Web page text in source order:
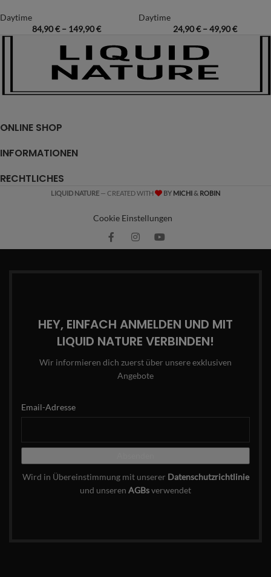
Daytime
84,90€– 149,90€
Daytime
24,90€–49,90€
ONLINE SHOP
INFORMATIONEN
RECHTLICHES
LIQUID NATURE — CREATED WITH BY MICHI& ROBIN
Cookie Einstellungen
HEY, EINFACH ANMELDEN UND MIT
LIQUID NATURE VERBINDEN!
Wir informieren dich zuerst über unsere exklusiven
Angebote
Email-Adresse
Wird in Übereinstimmung mit unserer Datenschutzrichtlinie
und unseren AGBsverwendet